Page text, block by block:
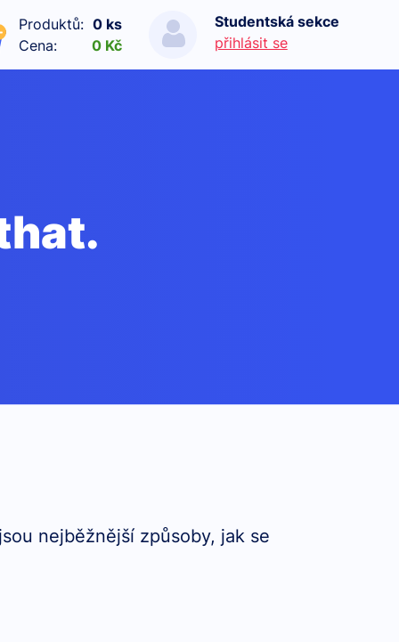
Produktů: 0 ks
Cena:
0 Kč
Studentská sekce
přihlásit se
nejběžnější způsoby, jak se